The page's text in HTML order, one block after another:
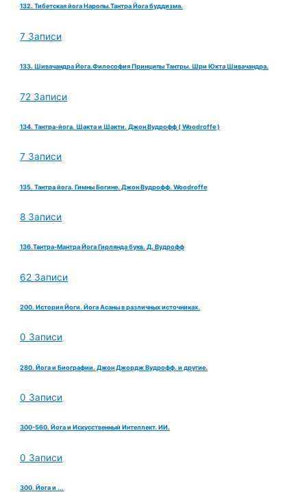
132. Тибетская йога Наропы.Тантра Йога буддизма.
7 Записи
133. Шивачандра Йога.Философия Принципы Тантры. Шри Юкта Шивачандра.
72 Записи
134. Тантра-йога. Шакта и Шакти. Джон Вудрофф ( Woodroffe )
7 Записи
135. Тантра йога. Гимны Богине. Джон Вудрофф. Woodroffe
8 Записи
136.Тантра-Мантра Йога Гирлянда букв. Д. Вудрофф
62 Записи
200. История Йоги. Йога Асаны в различных источниках.
0 Записи
280. Йога и Биографии. Джон Джордж Вудрофф. и другие.
0 Записи
300-560. Йога и Искусственный Интеллект. ИИ.
0 Записи
300. Йога и ...